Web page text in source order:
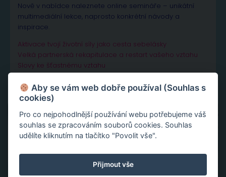
Nově v nabídce naleznete online semináře – unikátní
multimediální lekce, naprosto konkrétní návody a
inspirace.
Aktivace tvojí životní síly jako cesta sebelásky
Velká partnerská rekapitulace a restart vašeho vztahu
Slovy ke šťastnému vztahu
Aby se vám web dobře používal (Souhlas s
cookies)
Pro co nejpohodlnější používání webu potřebujeme váš
souhlas se zpracováním souborů cookies. Souhlas
udělíte kliknutím na tlačítko "Povolit vše".
Přijmout vše